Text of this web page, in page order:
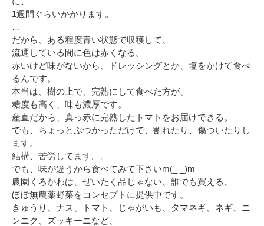
1週間ぐらいかかります。
…
だから、ある程度青い状態で収穫して、
流通している間に色は赤くなる。
赤いけど味がないから、ドレッシングとか、塩をかけて食べ
るんです。
本当は、樹の上で、完熟にして食べた方が、
糖度も高く、味も濃厚です。
産直だから、真っ赤に完熟したトマトをお届けできる。
でも、ちょっとぶつかっただけで、割れたり、傷ついたりし
ます。
結構、苦労してます。。
でも、味が違うから食べてみて下さいm(_ _)m
農園くろかわは、ぜいたく品じゃない、誰でも買える、
ほぼ無農薬野菜をコンセプトに提供中です。
きゅうり、ナス、トマト、じゃがいも、タマネギ、ネギ、ニ
ンニク、ズッキーニなど、